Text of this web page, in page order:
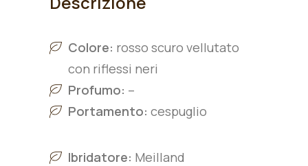
Colore: rosso scuro vellutato
con riflessi neri
Profumo: –
Portamento: cespuglio
Ibridatore: Meilland